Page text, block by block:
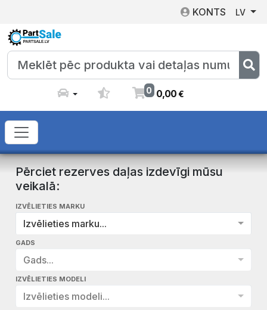
KONTS LV
0 0,00€
Pērciet rezerves daļas izdevīgi mūsu
veikalā:
IZVĒLIETIES MARKU
Izvēlieties marku...
GADS
Gads...
IZVĒLIETIES MODELI
Izvēlieties modeli...